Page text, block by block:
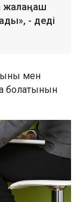
жалаңаш
- деді
мен
болатынын